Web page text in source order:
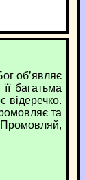
об’являє
багатьма
відеречко.
та